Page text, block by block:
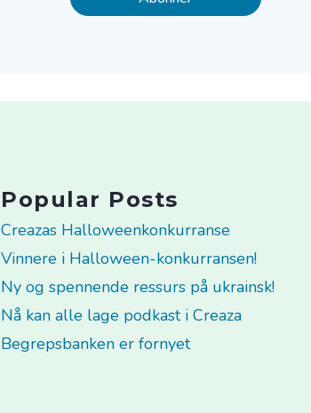
Popular Posts
Creazas Halloweenkonkurranse
Vinnere i Halloween-konkurransen!
Ny og spennende ressurs på ukrainsk!
Nå kan alle lage podkast i Creaza
Begrepsbanken er fornyet